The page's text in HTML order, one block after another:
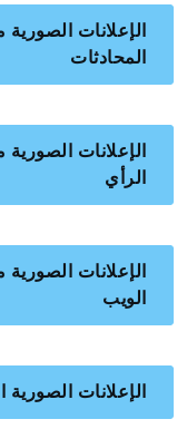
الإعلانات الصورية
المحادثات
الإعلانات
الرأي
الإعلانات
الويب
الإعلانات الصورية